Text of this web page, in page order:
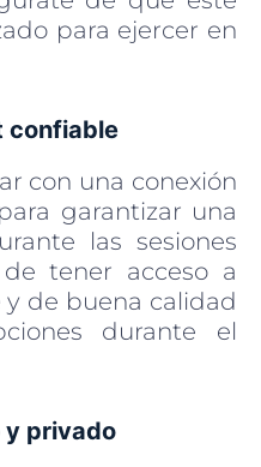
para ejercer en
confiable
con una conexión
garantizar una
las sesiones
tener acceso a
y de buena calidad
durante el
y privado